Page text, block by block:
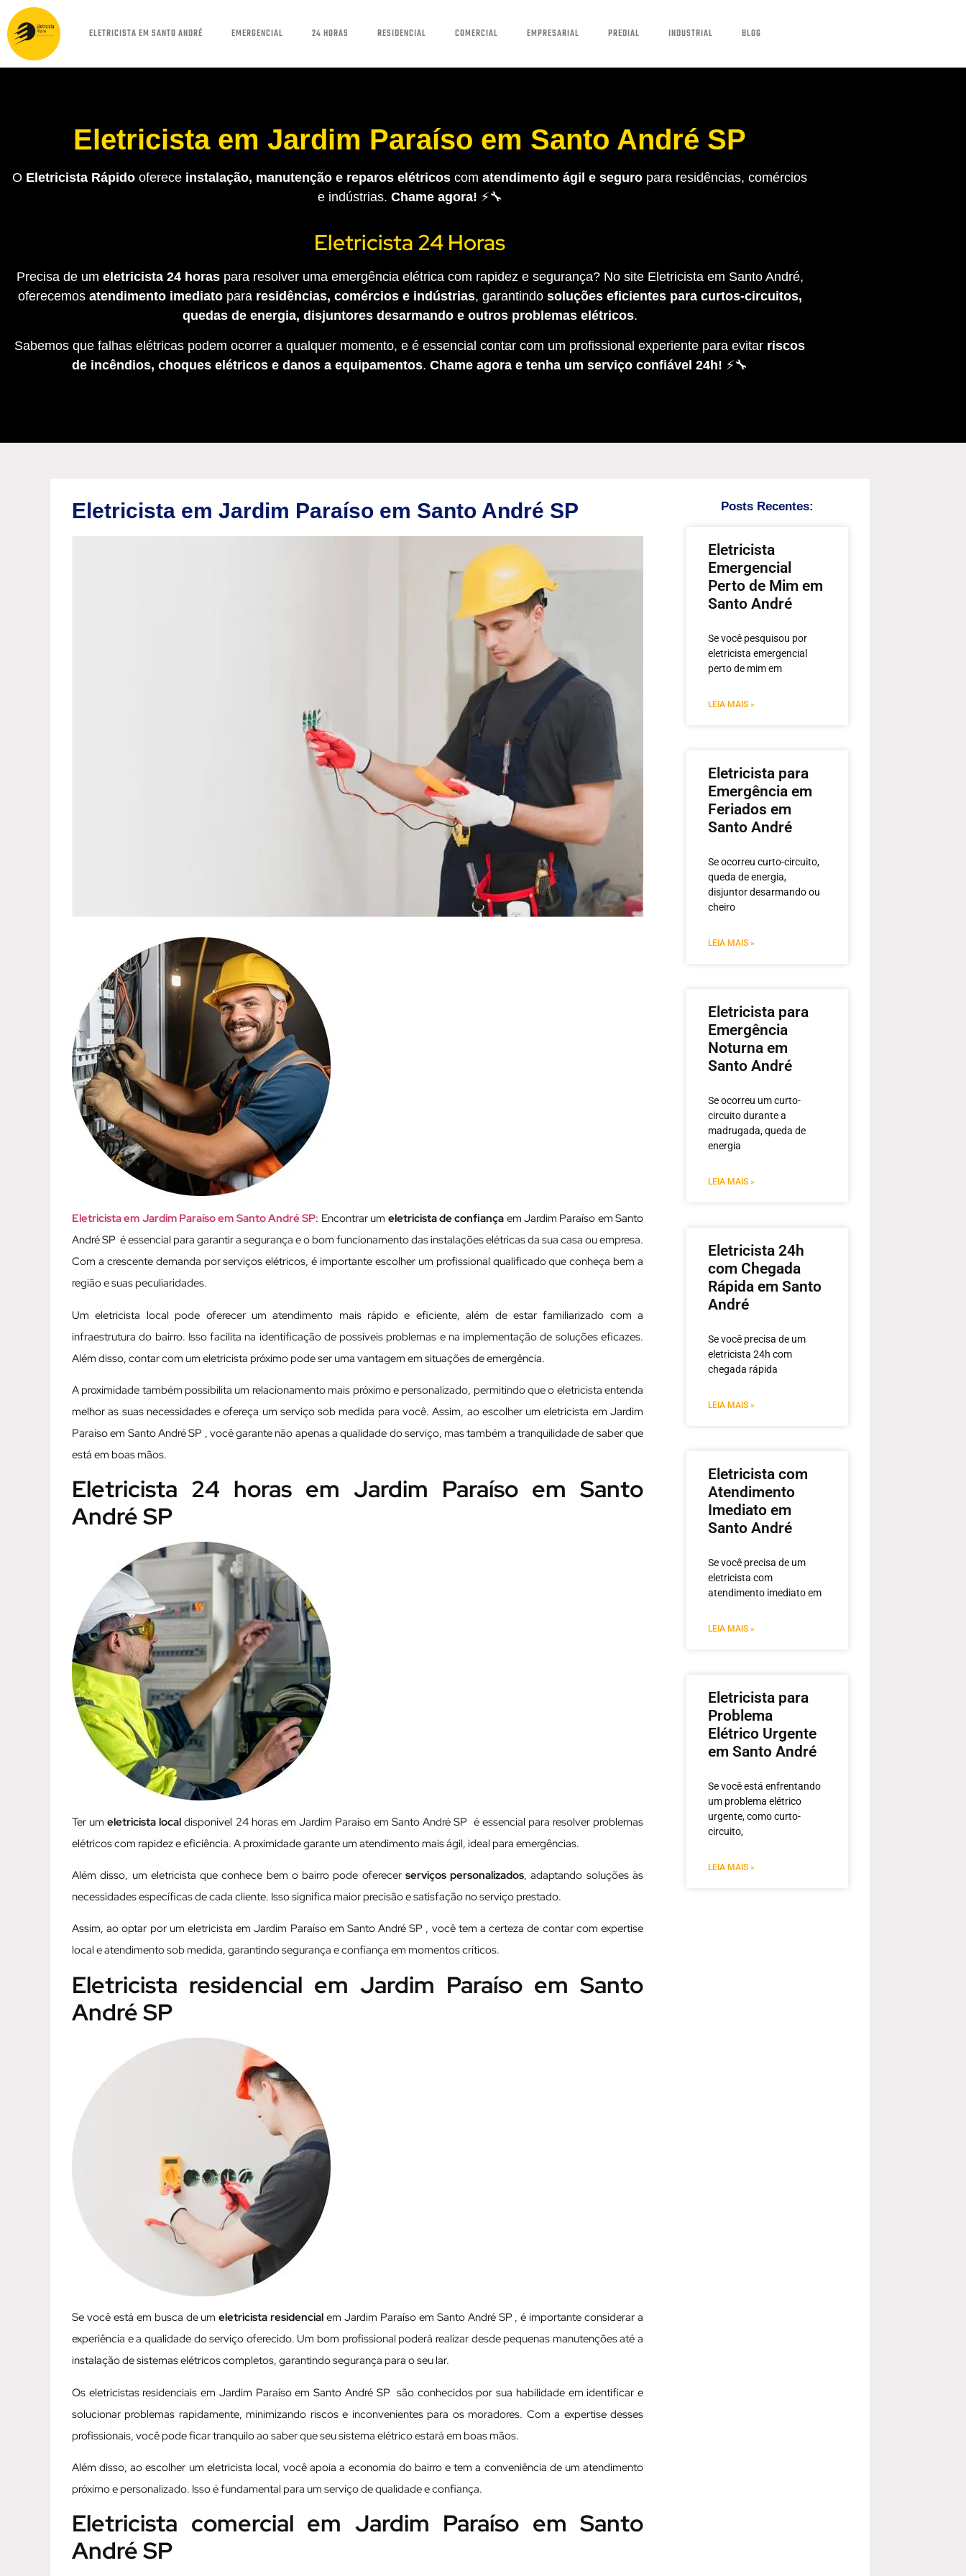
ELETRICISTA EM SANTO ANDRÉ EMERGENCIAL 24 HORAS RESIDENCIAL COMERCIAL EMPRESARIAL PREDIAL INDUSTRIAL BLOG
Eletricista em Jardim Paraíso em Santo André SP
O Eletricista Rápido oferece instalação, manutenção e reparos elétricos com atendimento ágil e seguro para residências, comércios
e indústrias. Chame agora! ⚡🔧
Eletricista 24 Horas
Precisa de um eletricista 24 horaspara resolver uma emergência elétrica com rapidez e segurança? No site Eletricista em Santo André,
oferecemos atendimento imediatopara residências, comércios e indústrias, garantindo soluções eficientes para curtos-circuitos,
quedas de energia, disjuntores desarmando e outros problemas elétricos.
Sabemos que falhas elétricas podem ocorrer a qualquer momento, e é essencial contar com um profissional experiente para evitar riscos
de incêndios, choques elétricos e danos a equipamentos. Chame agora e tenha um serviço confiável 24h! ⚡🔧
Eletricista em Jardim Paraíso em Santo André SP
Eletricista em Jardim Paraíso em Santo André SP: Encontrar um eletricista de confiança em Jardim Paraíso em Santo
André SP é essencial para garantir a segurança e o bom funcionamento das instalações elétricas da sua casa ou empresa.
Com a crescente demanda por serviços elétricos, é importante escolher um profissional qualificado que conheça bem a
região e suas peculiaridades.
Um eletricista local pode oferecer um atendimento mais rápido e eficiente, além de estar familiarizado com a
infraestrutura do bairro. Isso facilita na identificação de possíveis problemas e na implementação de soluções eficazes.
Além disso, contar com um eletricista próximo pode ser uma vantagem em situações de emergência.
A proximidade também possibilita um relacionamento mais próximo e personalizado, permitindo que o eletricista entenda
melhor as suas necessidades e ofereça um serviço sob medida para você. Assim, ao escolher um eletricista em Jardim
Paraíso em Santo André SP , você garante não apenas a qualidade do serviço, mas também a tranquilidade de saber que
está em boas mãos.
Eletricista 24 horas em Jardim Paraíso em Santo
André SP
Ter umeletricista local disponível 24 horas em Jardim Paraíso em Santo André SP é essencial para resolver problemas
elétricos com rapidez e eficiência. A proximidade garante um atendimento mais ágil, ideal para emergências.
Além disso, um eletricista que conhece bem o bairro pode oferecer serviços personalizados, adaptando soluções às
necessidades específicas de cada cliente. Isso significa maior precisão e satisfação no serviço prestado.
Assim, ao optar por um eletricista em Jardim Paraíso em Santo André SP , você tem a certeza de contar com expertise
local e atendimento sob medida, garantindo segurança e confiança em momentos críticos.
Eletricista residencial em Jardim Paraíso em Santo
André SP
Se você está em busca de umeletricista residencial em Jardim Paraíso em Santo André SP , é importante considerar a
experiência e a qualidade do serviço oferecido. Um bom profissional poderá realizar desde pequenas manutenções até a
instalação de sistemas elétricos completos, garantindo segurança para o seu lar.
Os eletricistas residenciais em Jardim Paraíso em Santo André SP são conhecidos por sua habilidade em identificar e
solucionar problemas rapidamente, minimizando riscos e inconvenientes para os moradores. Com a expertise desses
profissionais, você pode ficar tranquilo ao saber que seu sistema elétrico estará em boas mãos.
Além disso, ao escolher um eletricista local, você apoia a economia do bairro e tem a conveniência de um atendimento
próximo e personalizado. Isso é fundamental para um serviço de qualidade e confiança.
Eletricista comercial em Jardim Paraíso em Santo
André SP
Posts Recentes:
Eletricista
Emergencial
Perto de Mim em
Santo André
Se você pesquisou por
eletricista emergencial
perto de mim em
LEIA MAIS »
Eletricista para
Emergência em
Feriados em
Santo André
Se ocorreu curto-circuito,
queda de energia,
disjuntor desarmando ou
cheiro
LEIA MAIS »
Eletricista para
Emergência
Noturna em
Santo André
Se ocorreu um curto-
circuito durante a
madrugada, queda de
energia
LEIA MAIS »
Eletricista 24h
com Chegada
Rápida em Santo
André
Se você precisa de um
eletricista 24h com
chegada rápida
LEIA MAIS »
Eletricista com
Atendimento
Imediato em
Santo André
Se você precisa de um
eletricista com
atendimento imediato em
LEIA MAIS »
Eletricista para
Problema
Elétrico Urgente
em Santo André
Se você está enfrentando
um problema elétrico
urgente, como curto-
circuito,
LEIA MAIS »